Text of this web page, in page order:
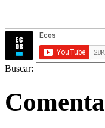
Buscar: